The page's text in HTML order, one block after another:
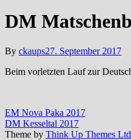
DM
By ckaups27. September 2017
Beim vorletzten Lauf zur
EM Nova Paka 2017
DM Kesseltal 2017
Theme by Think Up Themes Ltd